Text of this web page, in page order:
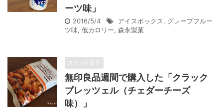
ーツ味」
2016/5/4 アイスボックス, グレープフルー
ツ味, 低カロリー, 森永製菓
スナック菓子
無印良品週間で購入した「クラック
プレッツェル（チェダーチーズ
味）」